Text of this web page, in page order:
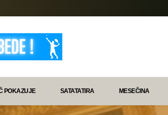
POKAZUJE SATATATIRA MESEČINA